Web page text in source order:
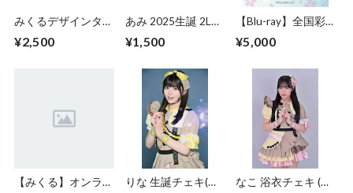
みくるデザインタオ
¥2,500
あみ 2025生誕 2L写
¥1,500
【Blu-ray】全国彩
大阪城音楽堂ファイ
¥5,000
【みくる】オンライ
りな 生誕チェキ(宛
なこ 浴衣チェキ (宛